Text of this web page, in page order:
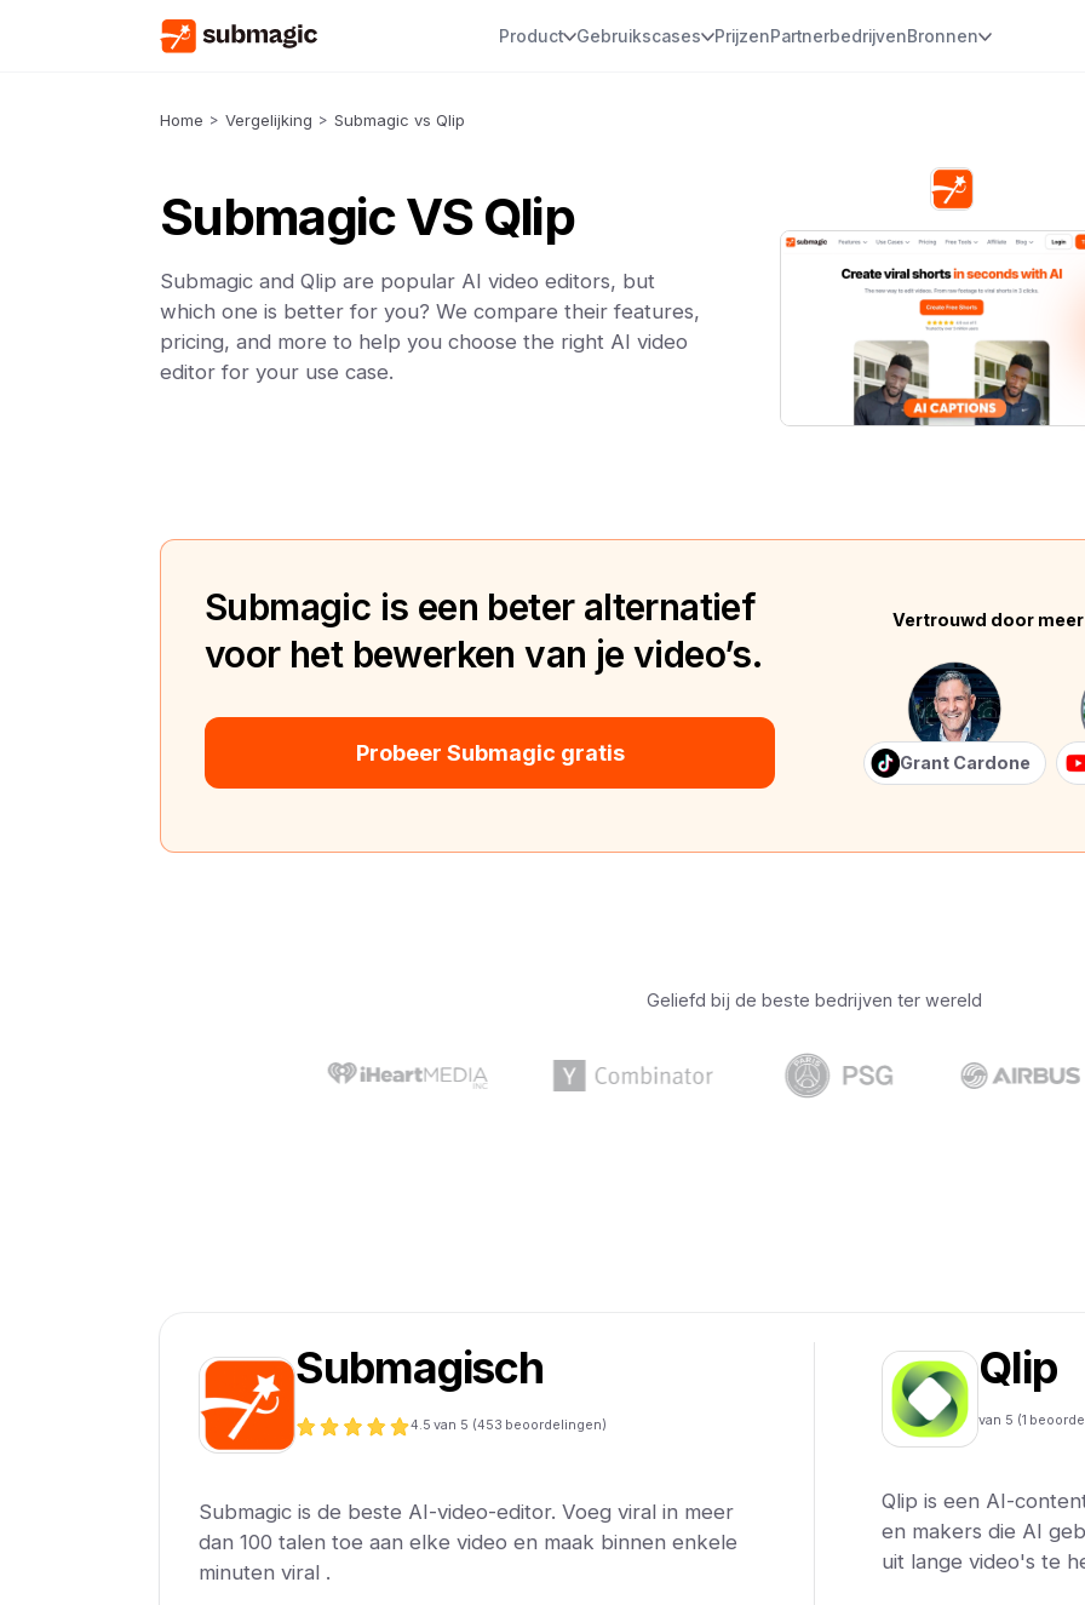
Product Gebruikscases PrijzenPartnerbedrijvenBronnen
Home > Vergelijking > Submagic vs Qlip
Submagic VS Qlip
Submagic and Qlip are popular AI video editors, but
which one is better for you? We compare their features,
pricing, and more to help you choose the right AI video
editor for your use case.
Submagic is een beter alternatief
voor het bewerken van je video’s.
Probeer Submagic gratis
Vertrouwd door
Grant Cardone
Geliefd bij de beste bedrijven ter wereld
Submagisch
4.5 van 5 (453 beoordelingen)
Submagic is de beste AI-video-editor. Voeg viral in meer
dan 100 talen toe aan elke video en maak binnen enkele
minuten viral .
Qlip
van 5 (1
Qlip is een AI-
en makers die AI
uit lange video's te